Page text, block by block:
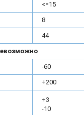
<=15
8
44
-60
+200
+3
-10